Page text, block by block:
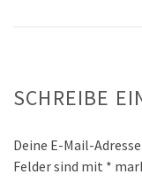
SCHREIBE
Deine E-Mail-
Felder sind mit *